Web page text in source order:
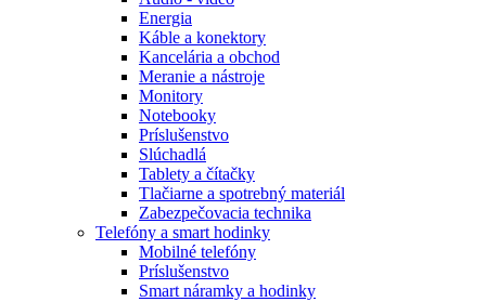
Energia
Káble a konektory
Kancelária a obchod
Meranie a nástroje
Monitory
Notebooky
Príslušenstvo
Slúchadlá
Tablety a čítačky
Tlačiarne a spotrebný materiál
Zabezpečovacia technika
Telefóny a smart hodinky
Mobilné telefóny
Príslušenstvo
Smart náramky a hodinky